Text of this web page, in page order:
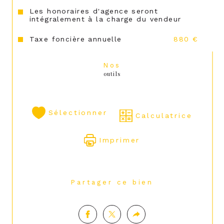
Les honoraires d'agence seront
intégralement à la charge du vendeur
Taxe foncière annuelle 880 €
Nos
outils
Sélectionner Calculatrice
Imprimer
Partager ce bien